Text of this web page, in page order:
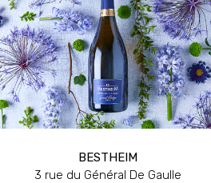
BESTHEIM
3 rue du Général De Gaulle